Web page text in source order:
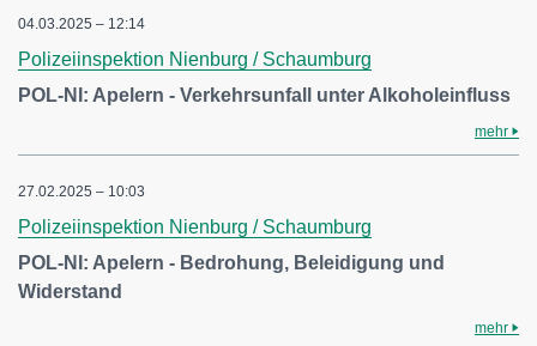
04.03.2025 – 12:14
Polizeiinspektion Nienburg / Schaumburg
POL-NI: Apelern - Verkehrsunfall unter Alkoholeinfluss
mehr
27.02.2025 – 10:03
Polizeiinspektion Nienburg / Schaumburg
POL-NI: Apelern - Bedrohung, Beleidigung und
Widerstand
mehr